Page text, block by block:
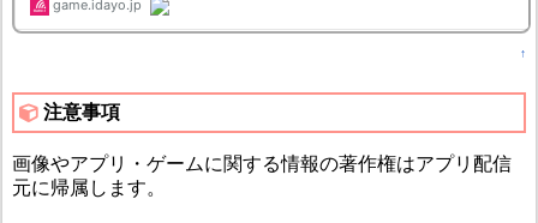
↑
注意事項
画像やアプリ・ゲームに関する情報の著作権はアプリ配信
元に帰属します。